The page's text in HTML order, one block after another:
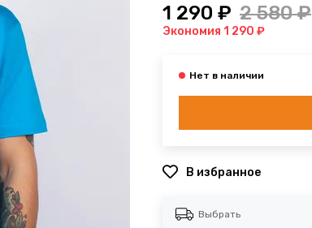
1 290 ₽ 2 580 ₽
Экономия 1 290 ₽
В избранное
Выбрать